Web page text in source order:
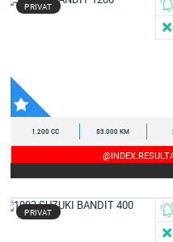
PRIVAT
1.200 CC 53.000 KM
PRIVAT